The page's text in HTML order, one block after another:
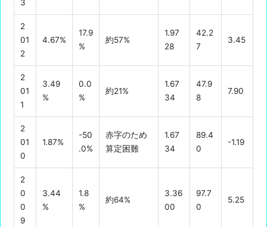
3
2
01
2
4.67%
17.9
%
約57%
1.97
28
42.2
7
3.45
2
01
1
3.49
%
0.0
%
約21%
1.67
34
47.9
8
7.90
2
01
0
1.87%
-50
.0%
赤字のため
算定困難
1.67
34
89.4
0
-1.19
2
0
0
9
3.44
%
1.8
%
約64%
3.36
00
97.7
0
5.25